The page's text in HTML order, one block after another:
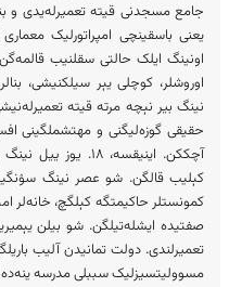
جامع مسجدنی قیته تعمیرله‌یدی و
یعنی باسقینچی امپراتورلیک
اونینگ ایلک حالتی سقلنیب
اوروشلر، کوچلی یېر سیلکنیشی،
نینگ بیر نېچه مرته قیته
حقیقی گوزه‌لیگنی و مهتشملگینی
آچککن. اینیقسه،
کېلیب قالگن. شو عصر نینگ
کمونستلر حاکیمتگه کېلگچ، خانه‌لر
صفتیده ایشله‌تیلگن. شو بیلن
تعمیرلندی. دولت تمانیدن آلیب
مسوولیتسیزلیک سببلی مدرسه‌ ینه‌ده